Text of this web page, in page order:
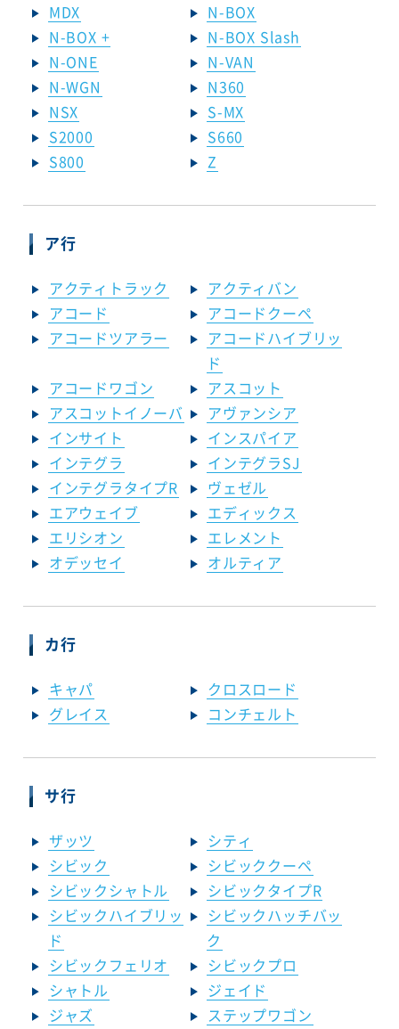
MDX
N-BOX
N-BOX +
N-BOX Slash
N-ONE
N-VAN
N-WGN
N360
NSX
S-MX
S2000
S660
S800
Z
ア行
アクティトラック
アクティバン
アコード
アコードクーペ
アコードツアラー
アコードハイブリッ
ド
アコードワゴン
アスコット
アスコットイノーバ
アヴァンシア
インサイト
インスパイア
インテグラ
インテグラSJ
インテグラタイプR
ヴェゼル
エアウェイブ
エディックス
エリシオン
エレメント
オデッセイ
オルティア
カ行
キャパ
クロスロード
グレイス
コンチェルト
サ行
ザッツ
シティ
シビック
シビッククーペ
シビックシャトル
シビックタイプR
シビックハイブリッ
ド
シビックハッチバッ
ク
シビックフェリオ
シビックプロ
シャトル
ジェイド
ジャズ
ステップワゴン